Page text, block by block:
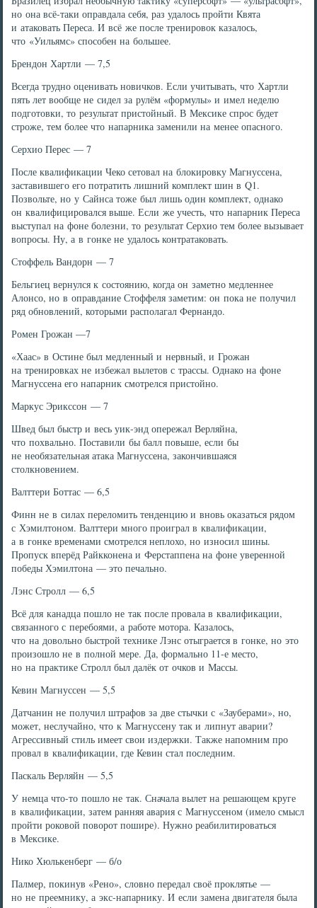
но она всё-таки оправдала себя, раз удалось пройти Квята
и атаковать Переса. И всё же после тренировок казалось,
что «Уильямс» способен на большее.
Брендон Хартли — 7,5
Всегда трудно оценивать новичков. Если учитывать, что Хартли
пять лет вообще не сидел за рулём «формулы» и имел неделю
подготовки, то результат пристойный. В Мексике спрос будет
строже, тем более что напарника заменили на менее опасного.
Серхио Перес — 7
После квалификации Чеко сетовал на блокировку Магнуссена,
заставившего его потратить лишний комплект шин в Q1.
Позвольте, но у Сайнса тоже был лишь один комплект, однако
он квалифицировался выше. Если же учесть, что напарник Переса
выступал на фоне болезни, то результат Серхио тем более вызывает
вопросы. Ну, а в гонке не удалось контратаковать.
Стоффель Вандорн — 7
Бельгиец вернулся к состоянию, когда он заметно медленнее
Алонсо, но в оправдание Стоффеля заметим: он пока не получил
ряд обновлений, которыми располагал Фернандо.
Ромен Грожан —7
«Хаас» в Остине был медленный и нервный, и Грожан
на тренировках не избежал вылетов с трассы. Однако на фоне
Магнуссена его напарник смотрелся пристойно.
Маркус Эрикссон — 7
Швед был быстр и весь уик-энд опережал Верляйна,
что похвально. Поставили бы балл повыше, если бы
не необязательная атака Магнуссена, закончившаяся
столкновением.
Валттери Боттас — 6,5
Финн не в силах переломить тенденцию и вновь оказаться рядом
с Хэмилтоном. Валттери много проиграл в квалификации,
а в гонке временами смотрелся неплохо, но износил шины.
Пропуск вперёд Райкконена и Ферстаппена на фоне уверенной
победы Хэмилтона — это печально.
Лэнс Стролл — 6,5
Всё для канадца пошло не так после провала в квалификации,
связанного с перебоями, а работе мотора. Казалось,
что на довольно быстрой технике Лэнс отыграется в гонке, но это
произошло не в полной мере. Да, формально 11-е место,
но на практике Стролл был далёк от очков и Массы.
Кевин Магнуссен — 5,5
Датчанин не получил штрафов за две стычки с «Зауберами», но,
может, неслучайно, что к Магнуссену так и липнут аварии?
Агрессивный стиль имеет свои издержки. Также напомним про
провал в квалификации, где Кевин стал последним.
Паскаль Верляйн — 5,5
У немца что-то пошло не так. Сначала вылет на решающем круге
в квалификации, затем ранняя авария с Магнуссеном (имело смысл
пройти роковой поворот пошире). Нужно реабилитироваться
в Мексике.
Нико Хюлькенберг — б/о
Палмер, покинув «Рено», словно передал своё проклятье —
но не преемнику, а экс-напарнику. И если замена двигателя была